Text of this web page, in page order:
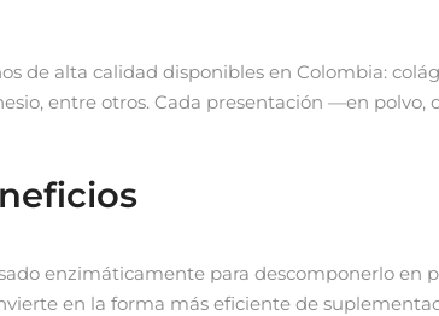
de alta calidad disponibles en Colombia:
entre otros. Cada presentación —en polvo,
enzimáticamente para descomponerlo en
en la forma más eficiente de